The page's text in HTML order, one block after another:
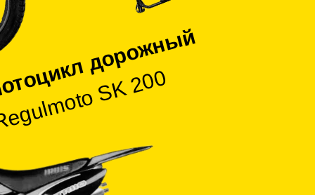
дорожный
SK 200